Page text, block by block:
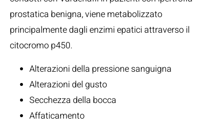
prostatica benigna, viene metabolizzato
principalmente dagli enzimi epatici attraverso il
citocromo p450.
Alterazioni della pressione sanguigna
Alterazioni del gusto
Secchezza della bocca
Affaticamento